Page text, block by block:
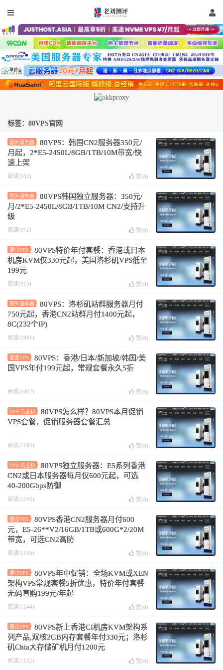
标签：80VPS官网
国外服务器
80VPS：韩国CN2服务器350元/
月起，2*E5-2450L/8GB/1TB/10M带宽/快
速上架
阅读(953) 赞(0)
国外服务器
80VPS韩国独立服务器：350元/
月/2*E5-2450L/8GB/1TB/10M CN2/支持升
级
阅读(972) 赞(0)
便宜VPS
80VPS特价年付套餐：香港或日本
机房KVM仅330元起，美国洛杉矶VPS低至
199元
阅读(913) 赞(0)
国外服务器
80VPS：洛杉矶站群服务器月付
750元起，香港CN2站群月付1400元起，
8C(232个IP)
阅读(1001) 赞(0)
便宜VPS
80VPS：香港/日本/新加坡/韩国/美
国VPS年付199元起，常规套餐永久5折
阅读(1002) 赞(0)
VPS·云主机
80VPS怎么样？80VPS本月促销
VPS套餐，促销服务器套餐汇总
阅读(1194) 赞(0)
VPS·云主机
80VPS独立服务器：E5系列香港
CN2或日本服务器每月仅600元起，可选
40-200Gbps防御
阅读(1245) 赞(0)
便宜VPS
80VPS香港CN2服务器月付600
元，E5-26**V2/16GB/1TB或600G*2/20M
带宽，可选CN2高防
阅读(1166) 赞(0)
便宜VPS
80VPS年中促销：全场KVM或XEN
架构VPS常规套餐5折优惠，特价年付套餐
无码直购199元/年起
阅读(1144) 赞(0)
便宜VPS
80VPS新上香港CI机房KVM架构系
列产品,双核2GB内存套餐年付330元；洛杉
矶Chia大存储矿机月付1200元
阅读(1152) 赞(0)